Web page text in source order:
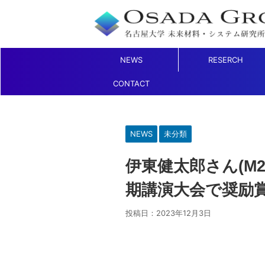
NEWS RESERCH
CONTACT
NEWS 未分類
伊東健太郎さん
期講演大会で奨励
投稿日： 2023年12月3日